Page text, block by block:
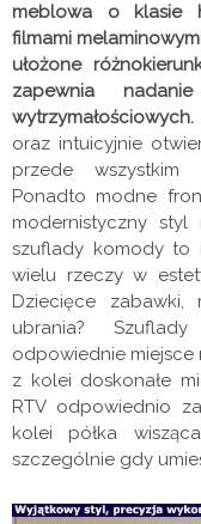
meblowa o klasie
filmami
ułożone
zapewnia
wytrzymałościowych.
oraz intuicyjnie
przede wszystkim
Ponadto modne
modernistyczny styl
szuflady komody to
wielu rzeczy w
Dziecięce
ubrania?
odpowiednie miejsce
z kolei doskonałe
RTV odpowiednio
kolei półka
szczególnie gdy